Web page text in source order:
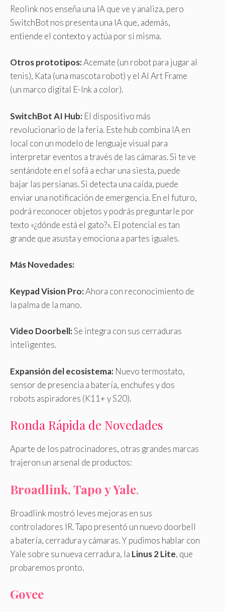
Reolink nos enseña una IA que ve y analiza, pero
SwitchBot nos presenta una IA que, además,
entiende el contexto y actúa por sí misma.
Otros prototipos:Acemate (un robot para jugar al
tenis), Kata (una mascota robot) y el AI Art Frame
(un marco digital E-Ink a color).
SwitchBot AI Hub: El dispositivo más
revolucionario de la feria. Este hub combina IA en
local con un modelo de lenguaje visual para
interpretar eventos a través de las cámaras. Si te ve
sentándote en el sofá a echar una siesta, puede
bajar las persianas. Si detecta una caída, puede
enviar una notificación de emergencia. En el futuro,
podrá reconocer objetos y podrás preguntarle por
texto «¿dónde está el gato?». El potencial es tan
grande que asusta y emociona a partes iguales.
Más Novedades:
Keypad Vision Pro:Ahora con reconocimiento de
la palma de la mano.
Video Doorbell:Se integra con sus cerraduras
inteligentes.
Expansión del ecosistema: Nuevo termostato,
sensor de presencia a batería, enchufes y dos
robots aspiradores (K11+ y S20).
Ronda Rápida de Novedades
Aparte de los patrocinadores, otras grandes marcas
trajeron un arsenal de productos:
Broadlink, Tapo y Yale.
Broadlink mostró leves mejoras en sus
controladores IR. Tapo presentó un nuevo doorbell
a batería, cerradura y cámaras. Y pudimos hablar con
Yale sobre su nueva cerradura, la Linus 2 Lite, que
probaremos pronto.
Govee